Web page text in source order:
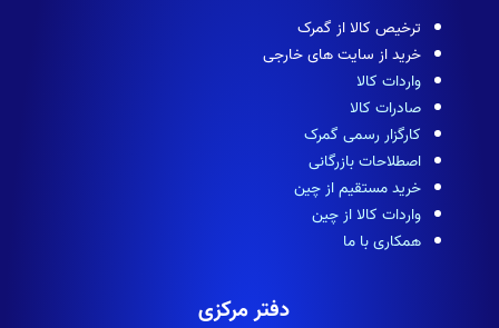
ترخیص کالا از گمرک
خرید از سایت های خارجی
واردات کالا
صادرات کالا
کارگزار رسمی گمرک
اصطلاحات بازرگانی
خرید مستقیم از چین
واردات کالا از چین
همکاری با ما
دفتر مرکزی